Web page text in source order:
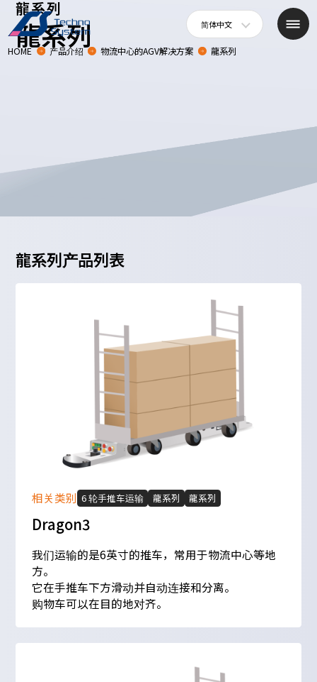
简体中文
HOME 产品介绍 物流中心的AGV解决方案 龍系列
龍系列
龍系列
龍系列产品列表
相关类别 6 轮手推车运输 龍系列 龍系列
Dragon3
我们运输的是6英寸的推车，常用于物流中心等地
方。
它在手推车下方滑动并自动连接和分离。
购物车可以在目的地对齐。